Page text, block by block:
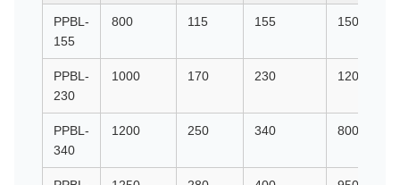
PPBL-
155
800 115 155 1500
PPBL-
230
1000 170 230 1200
PPBL-
340
1200 250 340 800